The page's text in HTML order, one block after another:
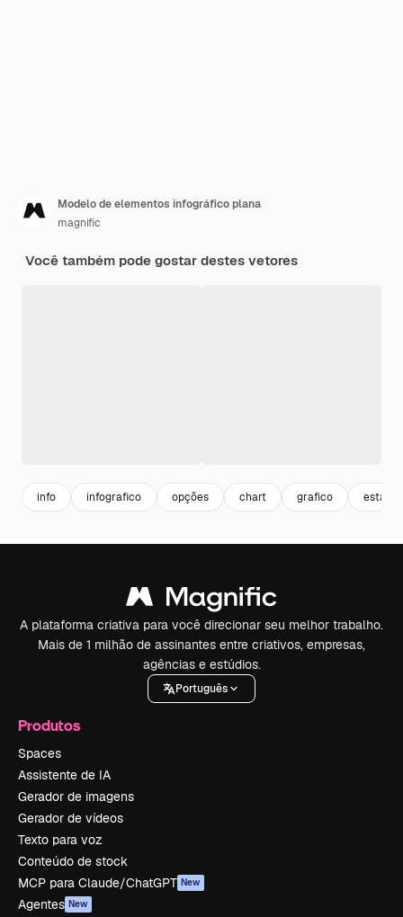
Modelo de elementos infográfico plana
magnific
Você também pode gostar destes vetores
info infografico opções chart grafico
A plataforma criativa para você direcionar seu melhor trabalho.
Mais de 1 milhão de assinantes entre criativos, empresas,
agências e estúdios.
Português
Produtos
Spaces
Assistente de IA
Gerador de imagens
Gerador de vídeos
Texto para voz
Conteúdo de stock
MCP para Claude/ChatGPT New
Agentes New